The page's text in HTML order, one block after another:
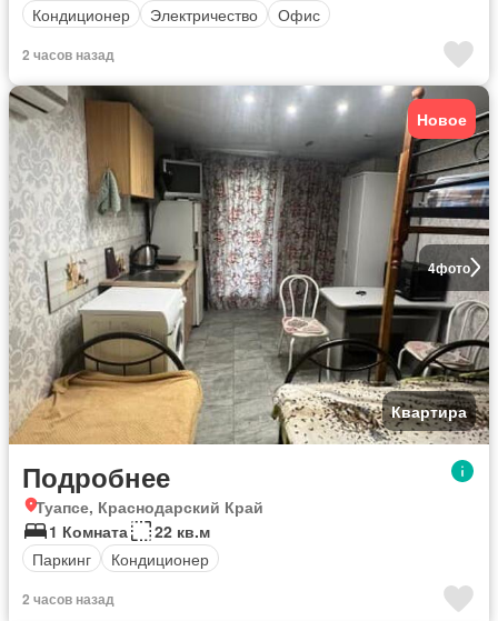
Кондиционер
Электричество Офис
2 часов назад
4фото
Новое
Квартира
Подробнее
Туапсе, Краснодарский Край
1 Комната
22 кв.м
Паркинг
Кондиционер
2 часов назад